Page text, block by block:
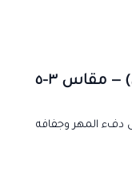
جلال شتوي ضد المطر (تايلاندي) — مقاس ٣–٥
دفء المهر وجفافه
داخلية